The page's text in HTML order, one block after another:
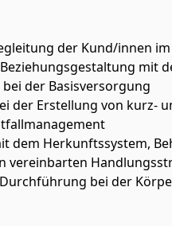
der Kund/innen im
mit
der Basisversorgung
Erstellung von kurz-
Herkunftssystem,
bei der